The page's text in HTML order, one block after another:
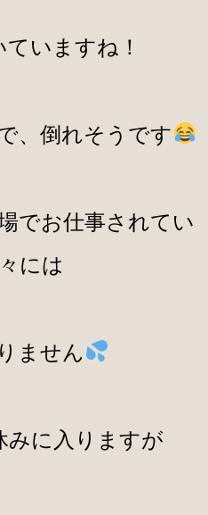
いますね！
、倒れそうです
でお仕事されてい
には
ません
みに入りますが